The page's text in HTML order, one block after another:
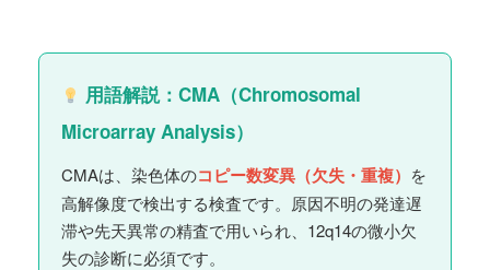
用語解説：CMA（Chromosomal
Microarray Analysis）
CMAは、染色体のコピー数変異（欠失・重複） を
高解像度で検出する検査です。原因不明の発達遅
滞や先天異常の精査で用いられ、12q14の微小欠
失の診断に必須です。